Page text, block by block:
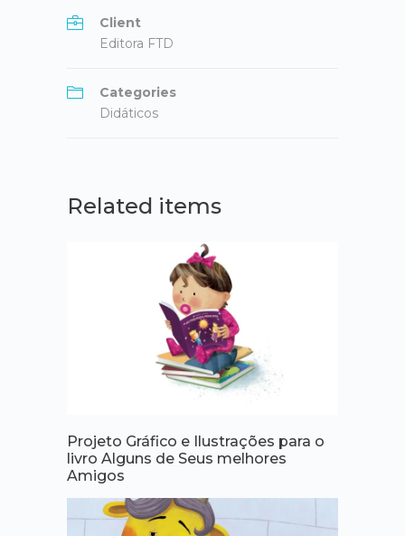
Client
Editora FTD
Categories
Didáticos
Related items
Projeto Gráfico e Ilustrações para o
livro Alguns de Seus melhores
Amigos